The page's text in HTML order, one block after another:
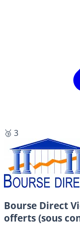
🥉 3
Bourse Direct
offerts (sous